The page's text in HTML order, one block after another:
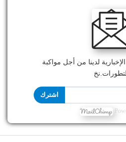
لدينا من أجل مواكبة
التطورات.نخ
اشترك